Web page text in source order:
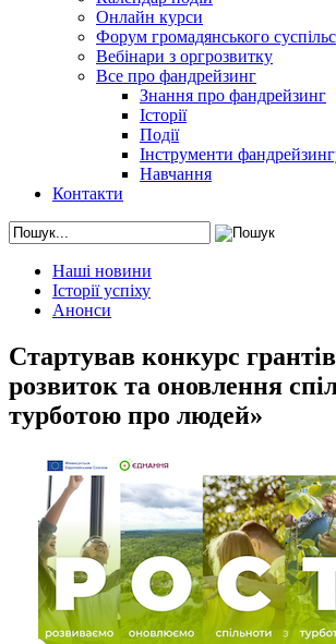
Онлайн курси
Форум громадянського
Вебінари з оргрозвитку
Все про фандрейзинг
Знання про фандрейзинг
Історії
Події
Інструменти
Навчання
Контакти
Наші новини
Історії успіху
Анонси
Стартував конкурс
розвиток та оновлення
турботою про людей»